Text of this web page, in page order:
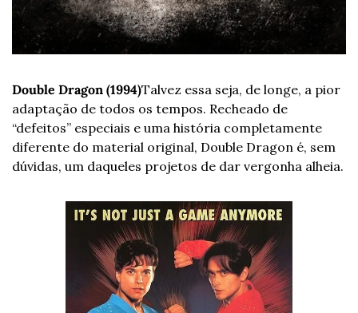
Double Dragon (1994)Talvez essa seja, de longe, a pior
adaptação de todos os tempos. Recheado de
“defeitos” especiais e uma história completamente
diferente do material original, Double Dragon é, sem
dúvidas, um daqueles projetos de dar vergonha alheia.